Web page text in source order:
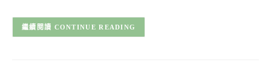
CONTINUE READING